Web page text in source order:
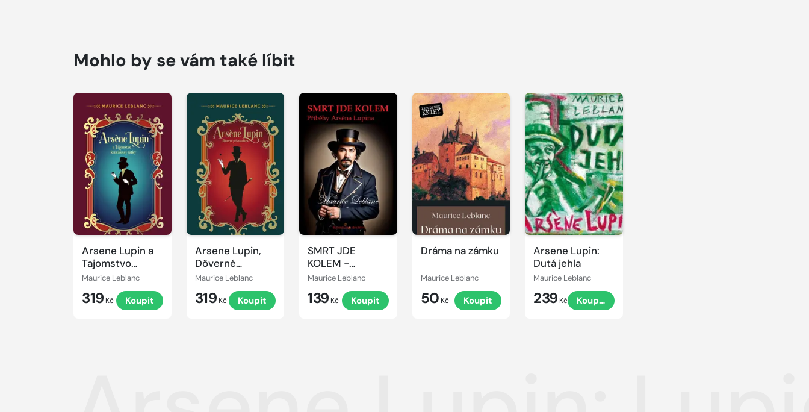
Mohlo by se vám také líbit
Arsene Lupin a
Tajomstvo
krištáľovej zátky
Maurice Leblanc
319 Kč Koupit
Arsene Lupin,
Dôverné
priznania
Maurice Leblanc
319 Kč Koupit
SMRT JDE
KOLEM -
Příběhy Arséna
Maurice Leblanc
139 Kč Koupit
Dráma na zámku
Maurice Leblanc
50 Kč Koupit
Arsene Lupin:
Dutá jehla
Maurice Leblanc
239 Kč Koupit